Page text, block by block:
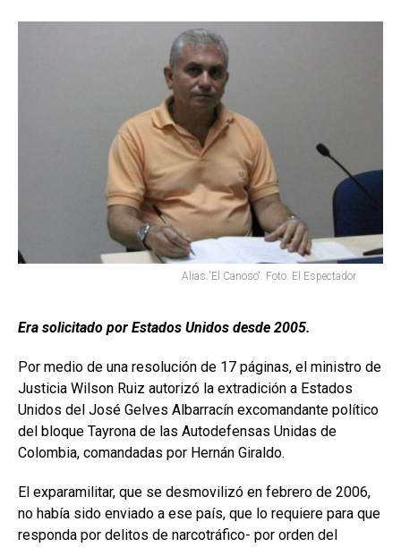
Alias 'El Canoso'. Foto: El Espectador
Era solicitado por Estados Unidos desde 2005.
Por medio de una resolución de 17 páginas, el ministro de
Justicia Wilson Ruiz autorizó la extradición a Estados
Unidos del José Gelves Albarracín excomandante político
del bloque Tayrona de las Autodefensas Unidas de
Colombia, comandadas por Hernán Giraldo.
El exparamilitar, que se desmovilizó en febrero de 2006,
no había sido enviado a ese país, que lo requiere para que
responda por delitos de narcotráfico- por orden del